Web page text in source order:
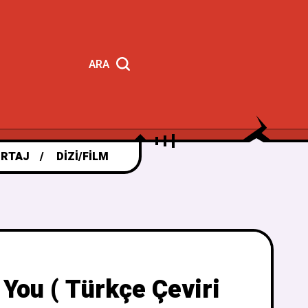
ARA
DIZI/FILM
( Türkçe Çeviri